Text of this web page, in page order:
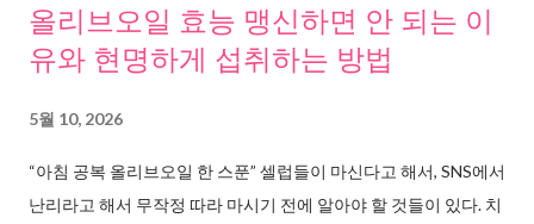
목했다. 두 번째는 마그네슘 결핍이다. 하이닥 보도 에 따르면, 체내
마그네슘 수치가 낮으면 스트레스 대처 능력이 떨어지고 근육 이
완이 제대로 되지 않아 두통으로 이어진다. 편두통 환자의
30~50%가 마그네슘 부족이라는 연구 결과도 있다. 세 번째는 불
을 관찰한 결과 , 불규칙한 수면이 심혈관 질환은 물론 만성 두통의
트리거가 된다는 사실이 확인됐다. 수면 부족도, 과도한 수면도 두
올리브오일 효능 맹신하면 안 되는 이
유와 현명하게 섭취하는 방법
5월 10, 2026
“아침 공복 올리브오일 한 스푼” 셀럽들이 마신다고 해서, SNS에서
난리라고 해서 무작정 따라 마시기 전에 알아야 할 것들이 있다. 치